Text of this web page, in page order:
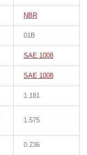
NBR
01B
SAE 1008
SAE 1008
1.181
1.575
0.236